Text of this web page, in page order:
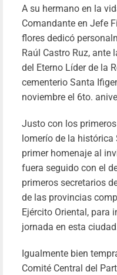
A su hermano en la
Comandante en Jefe
flores dedicó
Raúl Castro Ruz, ante
del Eterno Líder de la
cementerio Santa
noviembre el 6to.
Justo con los
lomerío de la
primer homenaje al
fuera seguido con el
primeros secretarios
de las provincias
Ejército Oriental, para
jornada en esta
Igualmente bien
Comité Central del